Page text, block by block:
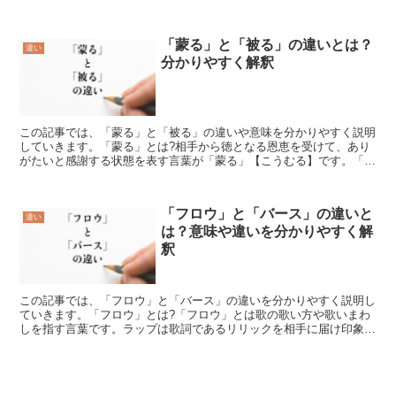
違い
「蒙る」と「被る」の違いとは？
分かりやすく解釈
この記事では、「蒙る」と「被る」の違いや意味を分かりやすく説明
していきます。「蒙る」とは?相手から徳となる恩恵を受けて、あり
がたいと感謝する状態を表す言葉が「蒙る」【こうむる】です。「特
違い
「フロウ」と「バース」の違いと
は？意味や違いを分かりやすく解
釈
この記事では、「フロウ」と「バース」の違いを分かりやすく説明し
ていきます。「フロウ」とは?「フロウ」とは歌の歌い方や歌いまわ
しを指す言葉です。ラップは歌詞であるリリックを相手に届け印象に